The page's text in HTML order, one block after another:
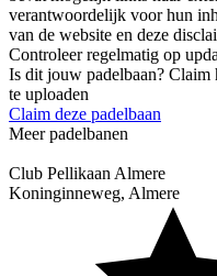
verantwoordelijk voor hun
van de website en deze
Controleer regelmatig op
Is dit jouw padelbaan? Claim
te uploaden
Claim deze padelbaan
Meer padelbanen
Club Pellikaan Almere
Koninginneweg, Almere